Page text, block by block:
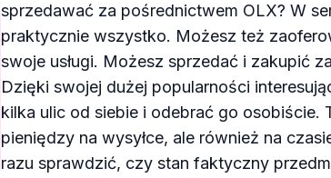
sprzedawać za pośrednictwem OLX? W
praktycznie wszystko. Możesz też
swoje usługi. Możesz sprzedać i zakupić
Dzięki swojej dużej popularności
kilka ulic od siebie i odebrać go osobiście.
pieniędzy na wysyłce, ale również na
razu sprawdzić, czy stan faktyczny